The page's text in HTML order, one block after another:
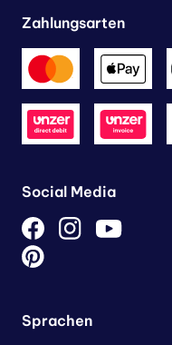
Zahlungsarten
Social Media
Sprachen